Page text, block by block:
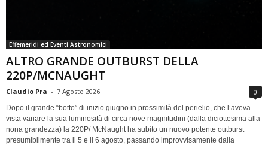
Effemeridi ed Eventi Astronomici
ALTRO GRANDE OUTBURST DELLA
220P/MCNAUGHT
Claudio Pra - 7 Agosto 2026 0
Dopo il grande “botto” di inizio giugno in prossimità del perielio, che l’aveva
vista variare la sua luminosità di circa nove magnitudini (dalla diciottesima alla
nona grandezza) la 220P/ McNaught ha subìto un nuovo potente outburst
presumibilmente tra il 5 e il 6 agosto, passando improvvisamente dalla